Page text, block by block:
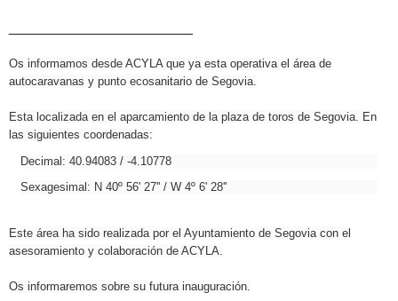
Os informamos desde ACYLA que ya esta operativa el área de
autocaravanas y punto ecosanitario de Segovia.
Esta localizada en el aparcamiento de la plaza de toros de Segovia. En
las siguientes coordenadas:
Decimal: 40.94083 / -4.10778
Sexagesimal: N 40º 56' 27'' / W 4º 6' 28''
Este área ha sido realizada por el Ayuntamiento de Segovia con el
asesoramiento y colaboración de ACYLA.
Os informaremos sobre su futura inauguración.